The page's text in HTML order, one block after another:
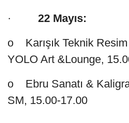
· 22 Mayıs:
o Karışık Teknik
YOLO Art &Lounge,
o Ebru Sanatı &
SM, 15.00-17.00